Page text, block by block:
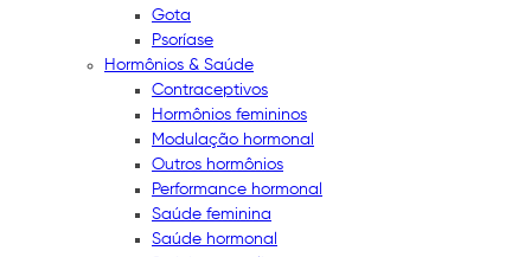
Gota
Psoríase
Hormônios & Saúde
Contraceptivos
Hormônios femininos
Modulação hormonal
Outros hormônios
Performance hormonal
Saúde feminina
Saúde hormonal